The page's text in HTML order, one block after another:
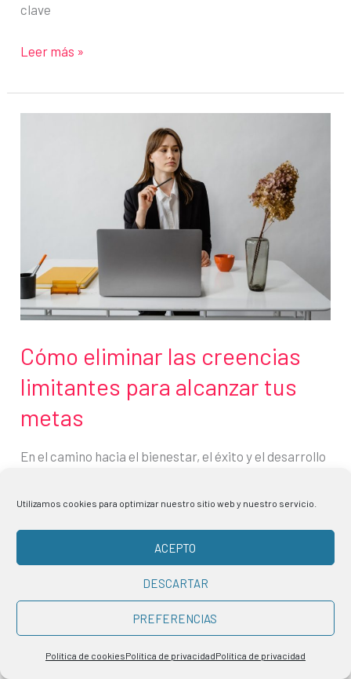
Utilizamos cookies para optimizar nuestro sitio web y nuestro servicio.
ACEPTO
DESCARTAR
PREFERENCIAS
Política de cookiesPolítica de privacidadPolítica de privacidad
clave
Método
Planificación
Rápida:
metas
Leer más »
Cómo eliminar las creencias
limitantes para alcanzar tus
metas
En el camino hacia el bienestar, el éxito y el desarrollo
limitantes, que son obstáculos internos que frenan
imaginamos. Son como sombras que oscurecen el
potencial individual y nos impiden alcanzar las metas
más audaces. Pero, ¿qué son exactamente estas
creencias
eliminar